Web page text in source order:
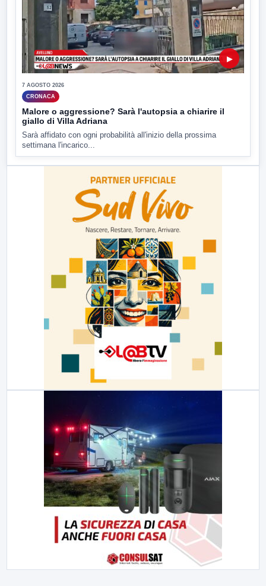
▶
7 AGOSTO 2026
CRONACA
Malore o aggressione? Sarà l'autopsia a chiarire il
giallo di Villa Adriana
Sarà affidato con ogni probabilità all'inizio della prossima
settimana l'incarico...